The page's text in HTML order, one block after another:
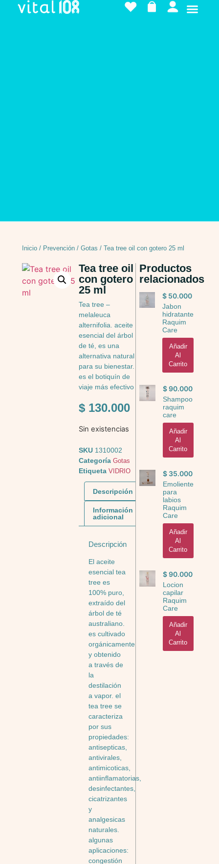
Inicio/ Prevención/ Gotas / Tea tree oil con gotero 25 ml
Tea tree oil
con gotero
25 ml
Tea tree –
melaleuca
alternifolia. aceite
esencial del árbol
de té, es una
alternativa natural
para su bienestar.
es el botiquín de
viaje más efectivo
$130.000
Sin existencias
SKU 1310002
Categoría Gotas
Etiqueta VIDRIO
Descripción
Información
adicional
Descripción
El aceite
esencial tea
tree es
100% puro,
extraído del
árbol de té
australiano.
es cultivado
orgánicamente
y obtenido
a través de
la
destilación
a vapor. el
tea tree se
caracteriza
por sus
propiedades:
antisepticas,
antivirales,
antimicoticas,
antiinflamatorias,
desinfectantes,
cicatrizantes
y
analgesicas
naturales.
algunas
aplicaciones:
congestión
Productos
relacionados
$ 50.000
Jabon
hidratante
Raquim
Care
Añadir
Al
Carrito
$90.000
Shampoo
raquim
care
Añadir
Al
Carrito
$35.000
Emoliente
para
labios
Raquim
Care
Añadir
Al
Carrito
$90.000
Locion
capilar
Raquim
Care
Añadir
Al
Carrito